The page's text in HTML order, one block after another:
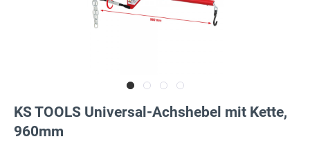
KS TOOLS Universal-Achshebel mit Kette,
960mm